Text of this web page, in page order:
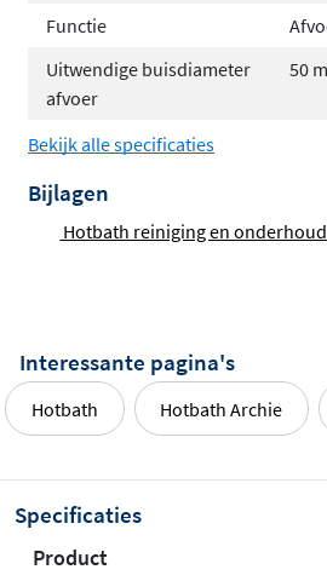
Functie
Uitwendige buisdiameter
afvoer
50
Bekijk alle specificaties
Bijlagen
Hotbath reiniging en onderhoud
Interessante pagina's
Hotbath Hotbath Archie
Specificaties
Product